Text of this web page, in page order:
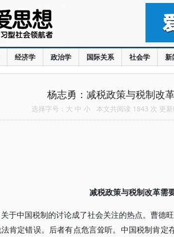
经济学 政治学 国际关系 社会学 新
杨志勇：减税政策与税制改
选择字号： 大 中 小 本文共阅读 1843 次 更
减税政策与税制改革需
于中国税制的讨论成了社会关注的热点。曹德
肯定错误。后者有点危言耸听。中国税制肯定